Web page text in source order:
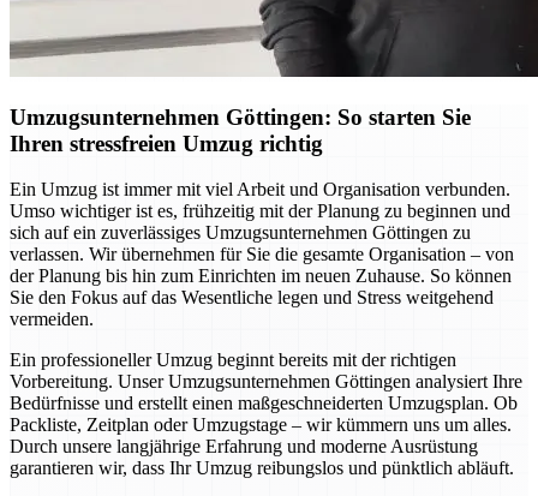
Umzugsunternehmen Göttingen: So starten Sie
Ihren stressfreien Umzug richtig
Ein Umzug ist immer mit viel Arbeit und Organisation verbunden.
Umso wichtiger ist es, frühzeitig mit der Planung zu beginnen und
sich auf ein zuverlässiges Umzugsunternehmen Göttingen zu
verlassen. Wir übernehmen für Sie die gesamte Organisation – von
der Planung bis hin zum Einrichten im neuen Zuhause. So können
Sie den Fokus auf das Wesentliche legen und Stress weitgehend
vermeiden.
Ein professioneller Umzug beginnt bereits mit der richtigen
Vorbereitung. Unser Umzugsunternehmen Göttingen analysiert Ihre
Bedürfnisse und erstellt einen maßgeschneiderten Umzugsplan. Ob
Packliste, Zeitplan oder Umzugstage – wir kümmern uns um alles.
Durch unsere langjährige Erfahrung und moderne Ausrüstung
garantieren wir, dass Ihr Umzug reibungslos und pünktlich abläuft.